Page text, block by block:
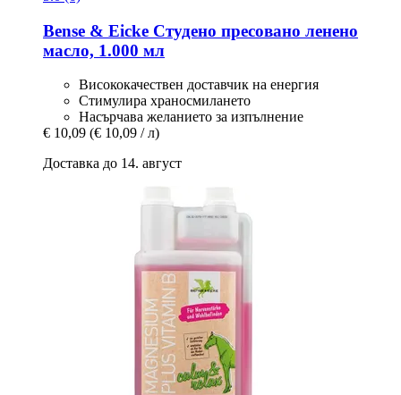
Bense & Eicke Студено пресовано ленено
масло, 1.000 мл
Висококачествен доставчик на енергия
Стимулира храносмилането
Насърчава желанието за изпълнение
€ 10,09 (€ 10,09 / л)
Доставка до 14. август